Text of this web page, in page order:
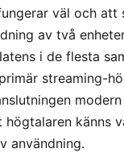
väl och att
av två
i de flesta
streaming-
känns
användning.